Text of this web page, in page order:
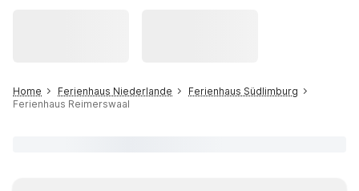
Home Ferienhaus Niederlande
Ferienhaus Südlimburg
Ferienhaus Reimerswaal